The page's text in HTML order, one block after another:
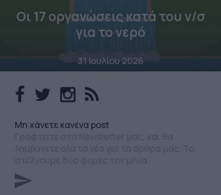
Οι 17 οργανώσεις κατά του ν/σ
για το νερό
31 Ιουλίου 2026
Mη χάνετε κανένα post